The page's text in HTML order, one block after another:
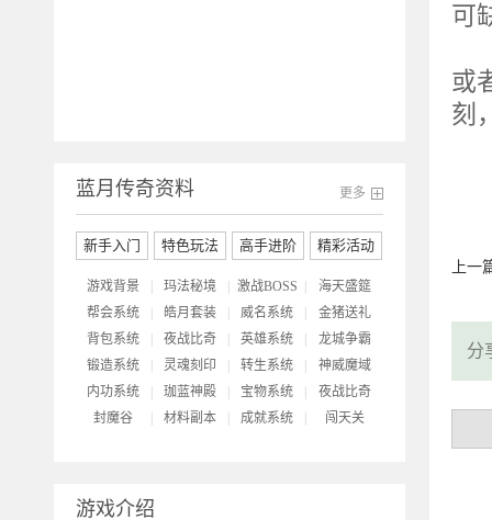
可
或
刻
上一
分
更多
蓝月传奇资料
新手入门 特色玩法 高手进阶 精彩活动
游戏背景 玛法秘境 激战BOSS
海天盛筵
帮会系统 皓月套装 威名系统
金猪送礼
背包系统 夜战比奇 英雄系统
龙城争霸
锻造系统 灵魂刻印 转生系统
神威魔域
内功系统 珈蓝神殿 宝物系统
夜战比奇
封魔谷 材料副本 成就系统 闯天关
游戏介绍